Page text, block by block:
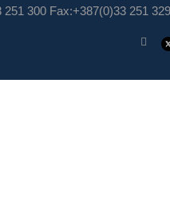
251 300 Fax:+387(0)33 251